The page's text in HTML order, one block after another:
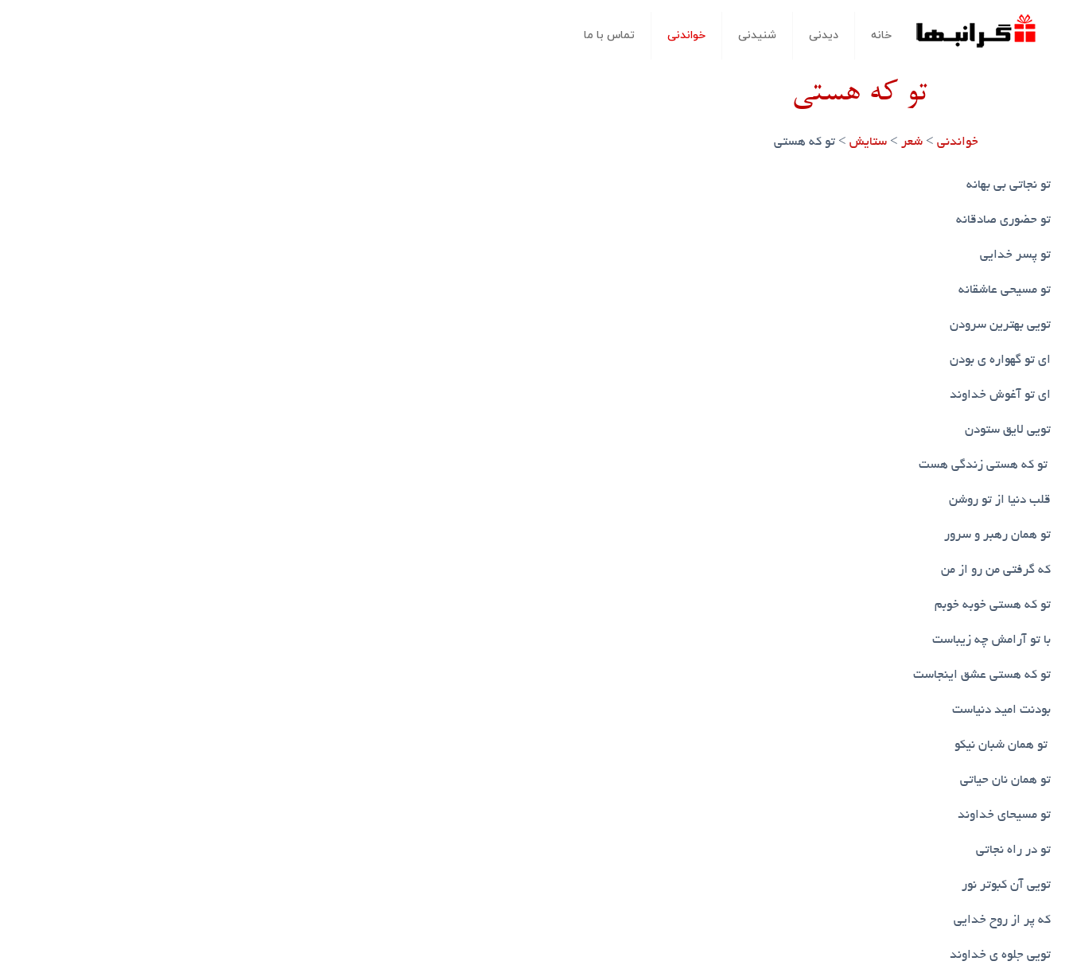
خانه دیدنی شنیدنی خواندنی تماس با ما
تو که هستی
خواندنی >شعر >ستایش >تو که هستی
تو نجاتی بی بهانه
تو حضوری صادقانه
تو پسر خدایی
تو مسیحی عاشقانه
تویی بهترین سرودن
ای تو گهواره ی بودن
ای تو آغوش خداوند
تویی لایق ستودن
تو که هستی زندگی هست
قلب دنیا از تو روشن
تو همان رهبر و سرور
که گرفتی من رو از من
تو که هستی خوبه خوبم
با تو آرامش چه زیباست
تو که هستی عشق اینجاست
بودنت امید دنیاست
تو همان شبان نیکو
تو همان نان حیاتی
تو مسیحای خداوند
تو در راه نجاتی
تویی آن کبوتر نور
که پر از روح خدایی
تویی جلوه ی خداوند